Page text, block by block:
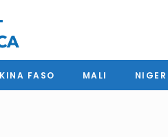
FASO MALI NIGER